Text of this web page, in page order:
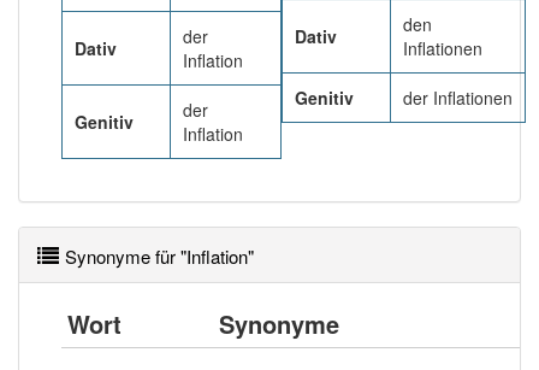
Dativ
der
Inflation
Genitiv
der
Inflation
Dativ
den
Inflationen
Genitiv der Inflationen
Synonyme für "Inflation"
Wort Synonyme